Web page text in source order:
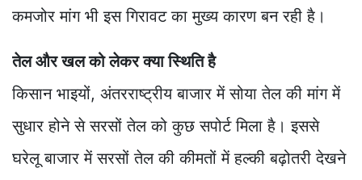
कमजोर मांग भी इस गिरावट का मुख्य कारण बन रही है।
तेल और खल को लेकर क्या स्थिति है
किसान भाइयों, अंतरराष्ट्रीय बाजार में सोया तेल की मांग में
सुधार होने से सरसों तेल को कुछ सपोर्ट मिला है। इससे
घरेलू बाजार में सरसों तेल की कीमतों में हल्की बढ़ोतरी देखने